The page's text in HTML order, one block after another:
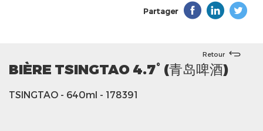
Partager
Retour
BIÈRE TSINGTAO 4.7° (青岛啤酒)
TSINGTAO - 640ml - 178391